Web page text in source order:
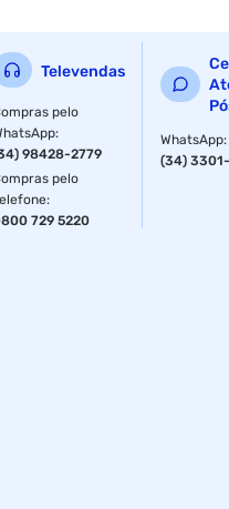
Televendas
pelo
:
98428-2779
pelo
:
729 5220
WhatsApp:
(34)